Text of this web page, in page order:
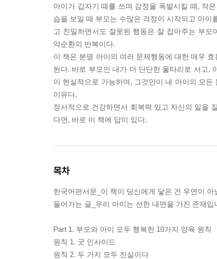
아이가 갑자기 떼를 쓰며 감정을 폭발시킬 때, 작
습을 보일 때 부모는 수많은 걱정이 시작되고 아
고 친밀하면서도 잘못된 행동은 잘 잡아주는 부
악순환의 반복이다.
이 책은 분명 아이의 여러 문제행동에 대한 매우
된다. 바로 부모인 내가 더 단단한 울타리로 서고,
이 현실적으로 가능하며, 그것만이 내 아이의 모든
이유다.
정서적으로 건강하면서 회복력 있고 자신의 일을
다면, 바로 이 책에 답이 있다.
목차
한국어판서문_이 책이 당신에게 닿은 건 우연이 아
들어가는 글_우리 아이는 선한 내면을 가진 존재입
Part 1. 부모와 아이 모두 행복한 10가지 양육 원칙
원칙 1. 굿 인사이드
원칙 2. 두 가지 모두 진실이다